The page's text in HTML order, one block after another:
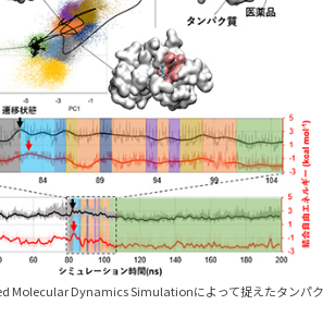
Molecular Dynamics Simulationによって捉えたタンパク